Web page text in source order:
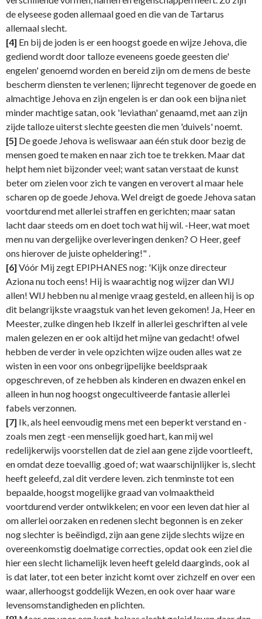
de elyseese goden allemaal goed en die van de Tartarus
allemaal slecht.
[4] En bij de joden is er een hoogst goede en wijze Jehova, die
gediend wordt door talloze eveneens goede geesten die'
engelen' genoemd worden en bereid zijn om de mens de beste
bescherm diensten te verlenen; lijnrecht tegenover de goede en
almachtige Jehova en zijn engelen is er dan ook een bijna niet
minder machtige satan, ook 'leviathan' genaamd, met aan zijn
zijde talloze uiterst slechte geesten die men 'duivels' noemt.
[5] De goede Jehova is weliswaar aan één stuk door bezig de
mensen goed te maken en naar zich toe te trekken. Maar dat
helpt hem niet bijzonder veel; want satan verstaat de kunst
beter om zielen voor zich te vangen en verovert al maar hele
scharen op de goede Jehova. Wel dreigt de goede Jehova satan
voortdurend met allerlei straffen en gerichten; maar satan
lacht daar steeds om en doet toch wat hij wil. -Heer, wat moet
men nu van dergelijke overleveringen denken? O Heer, geef
ons hierover de juiste opheldering!" .
[6] Vóór Mij zegt EPIPHANES nog: 'Kijk onze directeur
Aziona nu toch eens! Hij is waarachtig nog wijzer dan WIJ
allen! WIJ hebben nu al menige vraag gesteld, en alleen hij is op
dit belangrijkste vraagstuk van het leven gekomen! Ja, Heer en
Meester, zulke dingen heb Ikzelf in allerlei geschriften al vele
malen gelezen en er ook altijd het mijne van gedacht! ofwel
hebben de verder in vele opzichten wijze ouden alles wat ze
wisten in een voor ons onbegrijpelijke beeldspraak
opgeschreven, of ze hebben als kinderen en dwazen enkel en
alleen in hun nog hoogst ongecultiveerde fantasie allerlei
fabels verzonnen.
[7] Ik, als heel eenvoudig mens met een beperkt verstand en -
zoals men zegt -een menselijk goed hart, kan mij wel
redelijkerwijs voorstellen dat de ziel aan gene zijde voortleeft,
en omdat deze toevallig .goed of; wat waarschijnlijker is, slecht
heeft geleefd, zal dit verdere leven. zich tenminste tot een
bepaalde, hoogst mogelijke graad van volmaaktheid
voortdurend verder ontwikkelen; en voor een leven dat hier al
om allerlei oorzaken en redenen slecht begonnen is en zeker
nog slechter is beëindigd, zijn aan gene zijde slechts wijze en
overeenkomstig doelmatige correcties, opdat ook een ziel die
hier een slecht lichamelijk leven heeft geleld daarginds, ook al
is dat later, tot een beter inzicht komt over zichzelf en over een
waar, allerhoogst goddelijk Wezen, en ook over haar ware
levensomstandigheden en plichten.